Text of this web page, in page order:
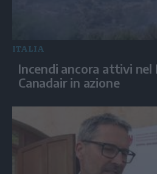
ITALIA
Incendi ancora attivi nel
Canadair in azione